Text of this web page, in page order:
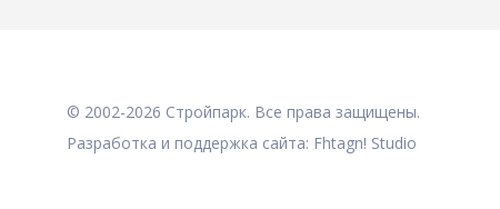
© 2002-2026 Стройпарк. Все права защищены.
Разработка и поддержка сайта: Fhtagn! Studio